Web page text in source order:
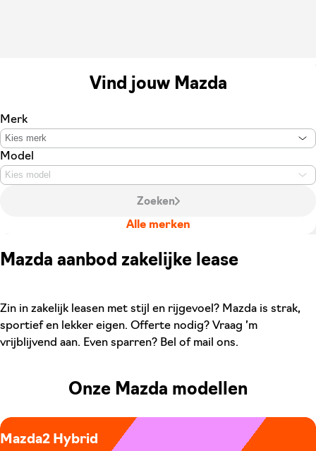
Vind jouw Mazda
Merk
Kies merk
Model
Kies model
Zoeken
Alle merken
Mazda aanbod zakelijke lease
Zin in zakelijk leasen met stijl en rijgevoel? Mazda is strak,
sportief en lekker eigen. Offerte nodig? Vraag ’m
vrijblijvend aan. Even sparren? Bel of mail ons.
Onze Mazda modellen
Mazda2 Hybrid